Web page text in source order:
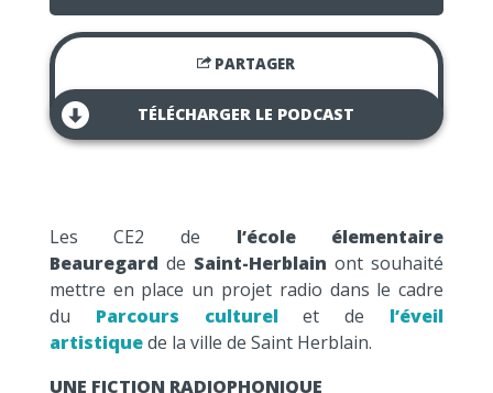
PARTAGER
TÉLÉCHARGER LE PODCAST
Les CE2 de l’école élementaire
Beauregard de Saint-Herblain ont souhaité
mettre en place un projet radio dans le cadre
du
Parcours culturel et de
l’éveil
artistiquede la ville de Saint Herblain.
UNE FICTION RADIOPHONIQUE